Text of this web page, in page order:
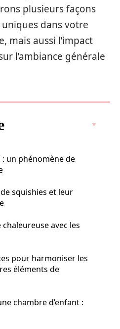
plusieurs façons
dans votre
mais aussi l’impact
l’ambiance générale
: un phénomène de
squishies et leur
avec les
pour harmoniser les
éléments de
chambre d’enfant :